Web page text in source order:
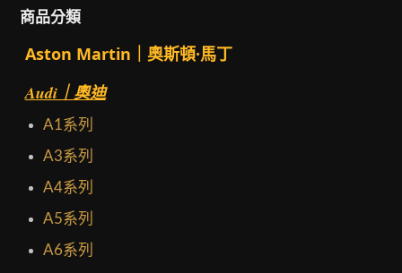
商品分類
Aston Martin｜奧斯頓·馬丁
Audi｜奧迪
A1系列
A3系列
A4系列
A5系列
A6系列